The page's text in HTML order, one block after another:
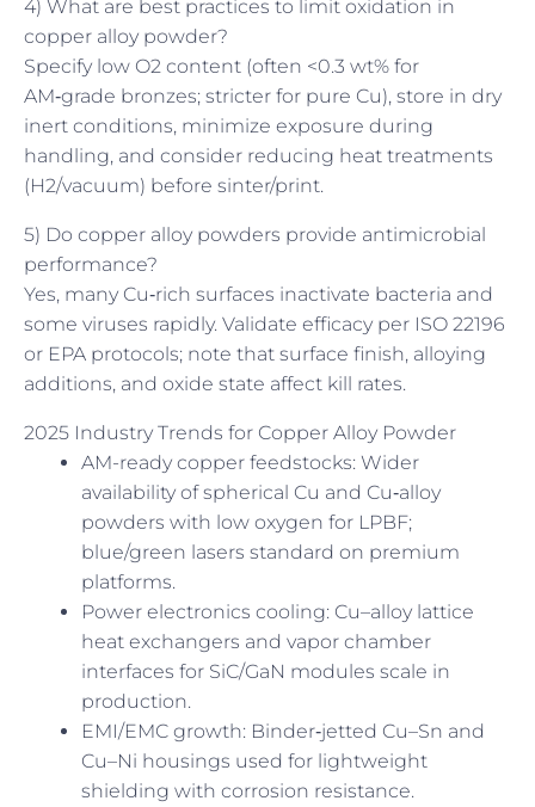
4) What are best practices to limit oxidation in
copper alloy powder?
Specify low O2 content (often <0.3 wt% for
AM‑grade bronzes; stricter for pure Cu), store in dry
inert conditions, minimize exposure during
handling, and consider reducing heat treatments
(H2/vacuum) before sinter/print.
5) Do copper alloy powders provide antimicrobial
performance?
Yes, many Cu‑rich surfaces inactivate bacteria and
some viruses rapidly. Validate efficacy per ISO 22196
or EPA protocols; note that surface finish, alloying
additions, and oxide state affect kill rates.
2025 Industry Trends for Copper Alloy Powder
AM-ready copper feedstocks: Wider
availability of spherical Cu and Cu‑alloy
powders with low oxygen for LPBF;
blue/green lasers standard on premium
platforms.
Power electronics cooling: Cu–alloy lattice
heat exchangers and vapor chamber
interfaces for SiC/GaN modules scale in
production.
EMI/EMC growth: Binder‑jetted Cu–Sn and
Cu–Ni housings used for lightweight
shielding with corrosion resistance.